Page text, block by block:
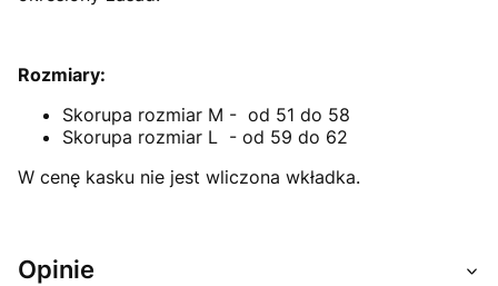
Rozmiary:
Skorupa rozmiar M - od 51 do 58
Skorupa rozmiar L - od 59 do 62
W cenę kasku nie jest wliczona wkładka.
Opinie